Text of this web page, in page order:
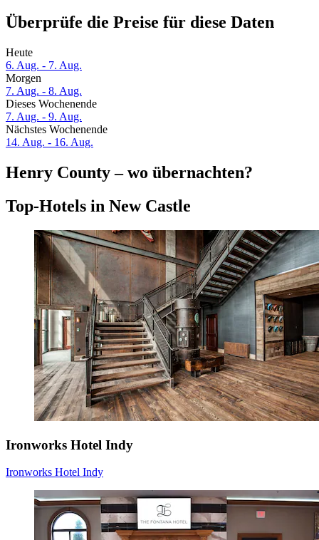
Überprüfe die Preise für diese Daten
Heute
6. Aug. - 7. Aug.
Morgen
7. Aug. - 8. Aug.
Dieses Wochenende
7. Aug. - 9. Aug.
Nächstes Wochenende
14. Aug. - 16. Aug.
Henry County – wo übernachten?
Top-Hotels in New Castle
Ironworks Hotel Indy
Ironworks Hotel Indy